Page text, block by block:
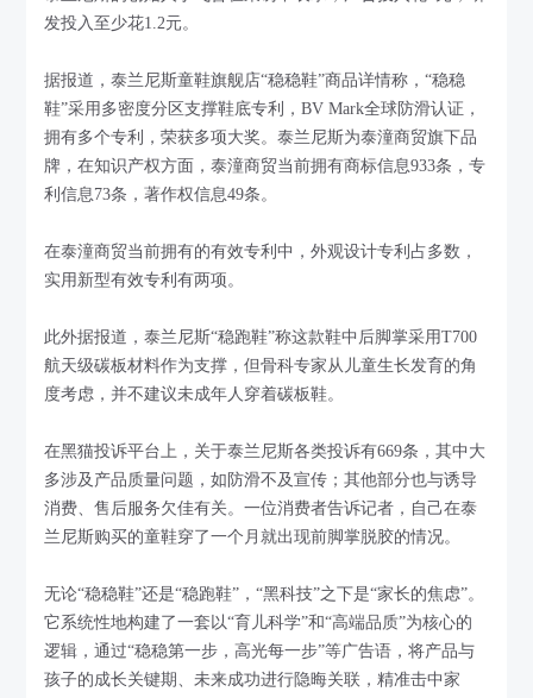
发投入至少花1.2元。
据报道，泰兰尼斯童鞋旗舰店“稳稳鞋”商品详情称，“稳稳
鞋”采用多密度分区支撑鞋底专利，BV Mark全球防滑认证，
拥有多个专利，荣获多项大奖。泰兰尼斯为泰潼商贸旗下品
牌，在知识产权方面，泰潼商贸当前拥有商标信息933条，专
利信息73条，著作权信息49条。
在泰潼商贸当前拥有的有效专利中，外观设计专利占多数，
实用新型有效专利有两项。
此外据报道，泰兰尼斯“稳跑鞋”称这款鞋中后脚掌采用T700
航天级碳板材料作为支撑，但骨科专家从儿童生长发育的角
度考虑，并不建议未成年人穿着碳板鞋。
在黑猫投诉平台上，关于泰兰尼斯各类投诉有669条，其中大
多涉及产品质量问题，如防滑不及宣传；其他部分也与诱导
消费、售后服务欠佳有关。一位消费者告诉记者，自己在泰
兰尼斯购买的童鞋穿了一个月就出现前脚掌脱胶的情况。
无论“稳稳鞋”还是“稳跑鞋”，“黑科技”之下是“家长的焦虑”。
它系统性地构建了一套以“育儿科学”和“高端品质”为核心的
逻辑，通过“稳稳第一步，高光每一步”等广告语，将产品与
孩子的成长关键期、未来成功进行隐晦关联，精准击中家